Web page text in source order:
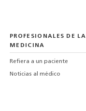
PROFESIONALES DE LA
MEDICINA
Refiera a un paciente
Noticias al médico